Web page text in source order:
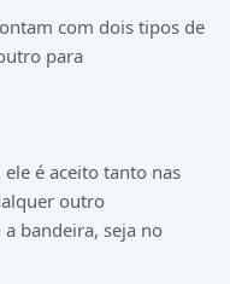
com dois tipos de
para
é aceito tanto nas
outro
bandeira, seja no